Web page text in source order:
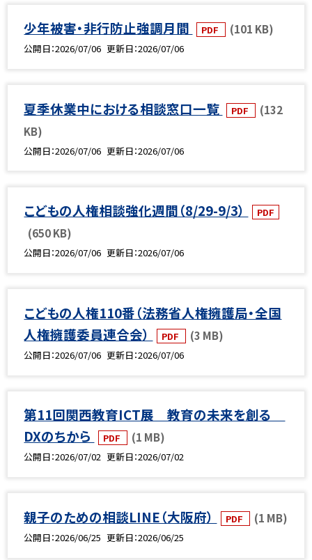
少年被害・非行防止強調月間 PDF (101 KB)
公開日 2026/07/06 更新日 2026/07/06
夏季休業中における相談窓口一覧 PDF
(132
KB)
公開日 2026/07/06 更新日 2026/07/06
こどもの人権相談強化週間（8/29-9/3） PDF
(650 KB)
公開日 2026/07/06 更新日 2026/07/06
こどもの人権110番（法務省人権擁護局・全国
人権擁護委員連合会）
PDF (3 MB)
公開日 2026/07/06 更新日 2026/07/06
第11回関西教育ICT展 教育の未来を創る
DXのちから
PDF (1 MB)
公開日 2026/07/02 更新日 2026/07/02
親子のための相談LINE（大阪府） PDF (1 MB)
公開日 2026/06/25 更新日 2026/06/25